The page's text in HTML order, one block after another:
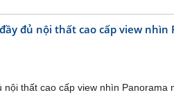
Long Biên
đủ nội thất cao cấp view
thất cao cấp view nhìn Panorama